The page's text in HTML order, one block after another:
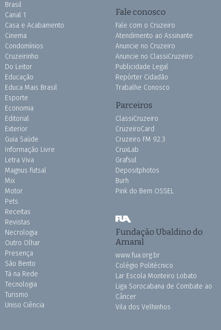
Brasil
Canal 1
Casa e Acabamento
Cinema
Condomínios
Cruzeirinho
Do Leitor
Educação
Educa Mais Brasil
Esporte
Economia
Editorial
Exterior
Guia Saúde
Informação Livre
Letra Viva
Magnus Futsal
Mix
Motor
Pets
Receitas
Revistas
Necrologia
Outro Olhar
Presença
São Bento
Tá na Rede
Tecnologia
Turismo
Uniso Ciência
Fale conosco
Fale com o Cruzeiro
Atendimento ao Assinante
Anuncie no Cruzeiro
Anuncie no ClassiCruzeiro
Publicidade Legal
Repórter Cidadão
Trabalhe Conosco
Parceiros
ClassiCruzeiro
CruzeiroCard
Cruzeiro FM 92.3
CruxLab
Grafsul
Depositphotos
Burh
Pink do Bem OSSEL
Fundação Ubaldino do
Amaral
www.fua.org.br
Colégio Politécnico
Lar Escola Monteiro Lobato
Liga Sorocabana de Combate ao
Câncer
Vila dos Velhinhos